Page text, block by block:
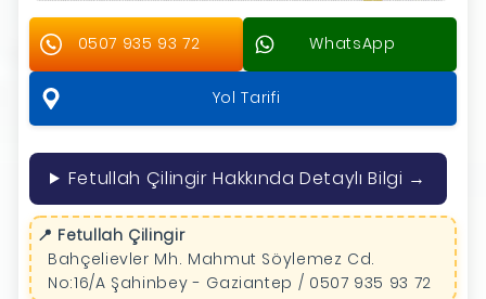
0507 935 93 72 WhatsApp
Yol Tarifi
Fetullah Çilingir Hakkında Detaylı Bilgi →
📍 Fetullah Çilingir
Bahçelievler Mh. Mahmut Söylemez Cd.
No:16/A Şahinbey - Gaziantep / 0507 935 93 72